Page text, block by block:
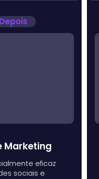
Marketing
eficaz
sociais e
Depois